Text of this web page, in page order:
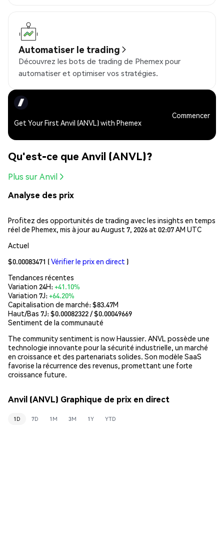
Automatiser le trading
Découvrez les bots de trading de Phemex pour
automatiser et optimiser vos stratégies.
Get Your First Anvil (ANVL) with Phemex
Commencer
Qu'est-ce que Anvil (ANVL)?
Plus sur Anvil
Analyse des prix
Profitez des opportunités de trading avec les insights en temps
réel de Phemex, mis à jour au August 7, 2026 at 02:07 AM UTC
Actuel
$0.00083471 (Vérifier le prix en direct )
Tendances récentes
Variation 24H:+41.10%
Variation 7J:+64.20%
Capitalisation de marché:$83.47M
Haut/Bas 7J: $0.00082322/ $0.00049669
Sentiment de la communauté
The community sentiment is now Haussier. ANVL possède une
technologie innovante pour la sécurité industrielle, un marché
en croissance et des partenariats solides. Son modèle SaaS
favorise la récurrence des revenus, promettant une forte
croissance future.
Anvil (ANVL) Graphique de prix en direct
1D 7D 1M 3M 1Y YTD